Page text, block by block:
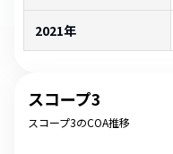
2021年
スコープ3
スコープ3のCOA推移